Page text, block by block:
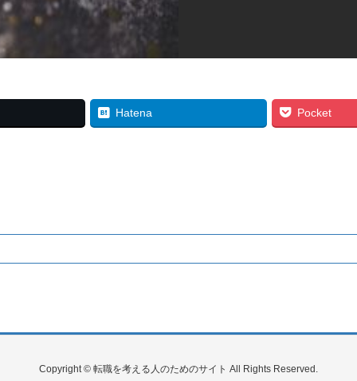
Hatena Pocket
Copyright © 転職を考える人のためのサイト All Rights Reserved.